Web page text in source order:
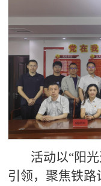
活动以“阳
引领，聚焦铁